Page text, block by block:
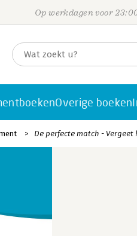
Op werkdagen voor
Overige boeken
De perfecte match -